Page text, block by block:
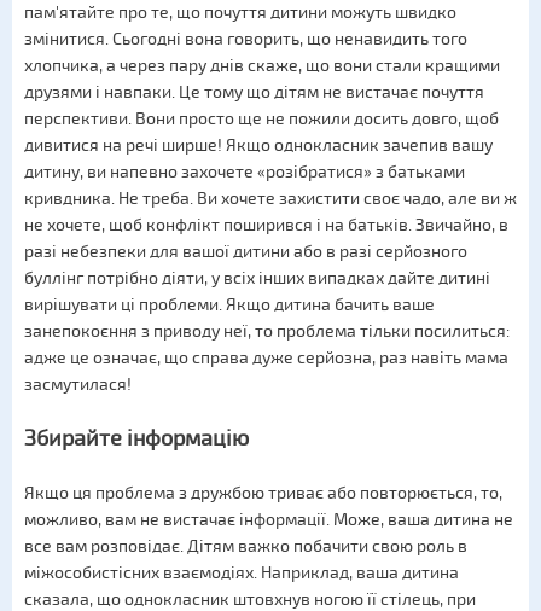
пам'ятайте про те, що почуття дитини можуть швидко
змінитися. Сьогодні вона говорить, що ненавидить того
хлопчика, а через пару днів скаже, що вони стали кращими
друзями і навпаки. Це тому що дітям не вистачає почуття
перспективи. Вони просто ще не пожили досить довго, щоб
дивитися на речі ширше! Якщо однокласник зачепив вашу
дитину, ви напевно захочете «розібратися» з батьками
кривдника. Не треба. Ви хочете захистити своє чадо, але ви ж
не хочете, щоб конфлікт поширився і на батьків. Звичайно, в
разі небезпеки для вашої дитини або в разі серйозного
буллінг потрібно діяти, у всіх інших випадках дайте дитині
вирішувати ці проблеми. Якщо дитина бачить ваше
занепокоєння з приводу неї, то проблема тільки посилиться:
адже це означає, що справа дуже серйозна, раз навіть мама
засмутилася!
Збирайте інформацію
Якщо ця проблема з дружбою триває або повторюється, то,
можливо, вам не вистачає інформації. Може, ваша дитина не
все вам розповідає. Дітям важко побачити свою роль в
міжособистісних взаємодіях. Наприклад, ваша дитина
сказала, що однокласник штовхнув ногою її стілець, при